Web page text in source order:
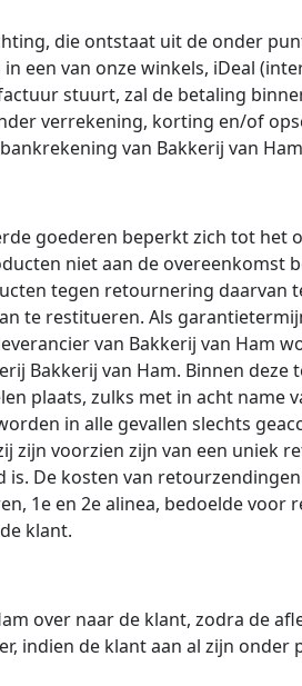
die ontstaat uit de onder
een van onze winkels, iDeal
stuurt, zal de betaling
verrekening, korting en/of
van Bakkerij van
goederen beperkt zich tot het
niet aan de overeenkomst
tegen retournering daarvan
te restitueren. Als
van Bakkerij van Ham
Bakkerij van Ham. Binnen deze
plaats, zulks met in acht name
in alle gevallen slechts
zijn voorzien zijn van een uniek
De kosten van
1e en 2e alinea, bedoelde voor
klant.
over naar de klant, zodra de
indien de klant aan al zijn onder